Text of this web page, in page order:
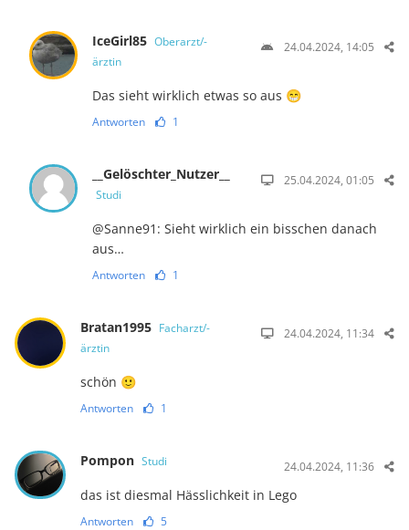
IceGirl85 Oberarzt/-
ärztin
24.04.2024, 14:05
Das sieht wirklich etwas so aus 😁
Antworten 1
__Gelöschter_Nutzer__
Studi
25.04.2024, 01:05
@Sanne91: Sieht wirklich ein bisschen danach
aus…
Antworten 1
Bratan1995 Facharzt/-
ärztin
24.04.2024, 11:34
schön 🙂
Antworten 1
Pompon Studi 24.04.2024, 11:36
das ist diesmal Hässlichkeit in Lego
Antworten 5